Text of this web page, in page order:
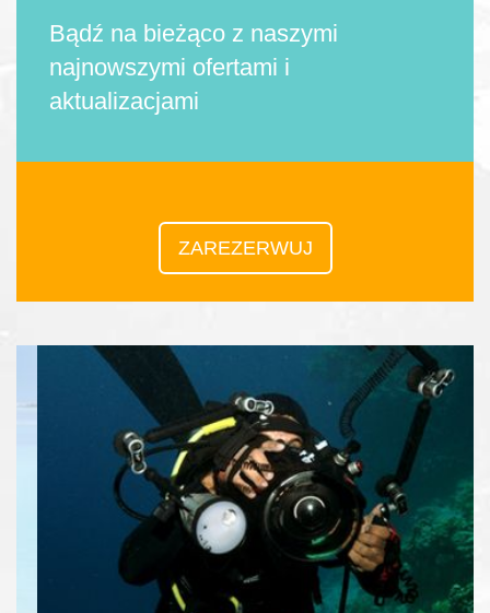
Bądź na bieżąco z naszymi
najnowszymi ofertami i
aktualizacjami
ZAREZERWUJ